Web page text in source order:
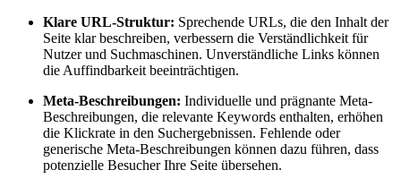
Klare URL-Struktur: Sprechende URLs, die den Inhalt der
Seite klar beschreiben, verbessern die Verständlichkeit für
Nutzer und Suchmaschinen. Unverständliche Links können
die Auffindbarkeit beeinträchtigen.
Meta-Beschreibungen: Individuelle und prägnante Meta-
Beschreibungen, die relevante Keywords enthalten, erhöhen
die Klickrate in den Suchergebnissen. Fehlende oder
generische Meta-Beschreibungen können dazu führen, dass
potenzielle Besucher Ihre Seite übersehen.